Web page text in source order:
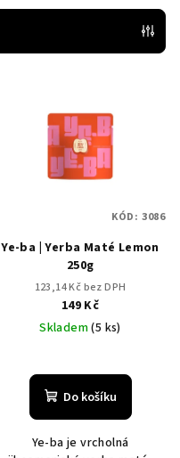
Ye-ba | Yerba Maté Lemon
250g
123,14 Kč bez DPH
149 Kč
Skladem(5 ks)
Do košíku
Ye-ba je vrcholná
KÓD: 3086